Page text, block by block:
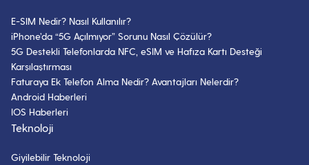
E-SIM Nedir? Nasıl Kullanılır?
iPhone’da “5G Açılmıyor” Sorunu Nasıl Çözülür?
5G Destekli Telefonlarda NFC, eSIM ve Hafıza Kartı Desteği
Karşılaştırması
Faturaya Ek Telefon Alma Nedir? Avantajları Nelerdir?
Android Haberleri
IOS Haberleri
Teknoloji
Giyilebilir Teknoloji